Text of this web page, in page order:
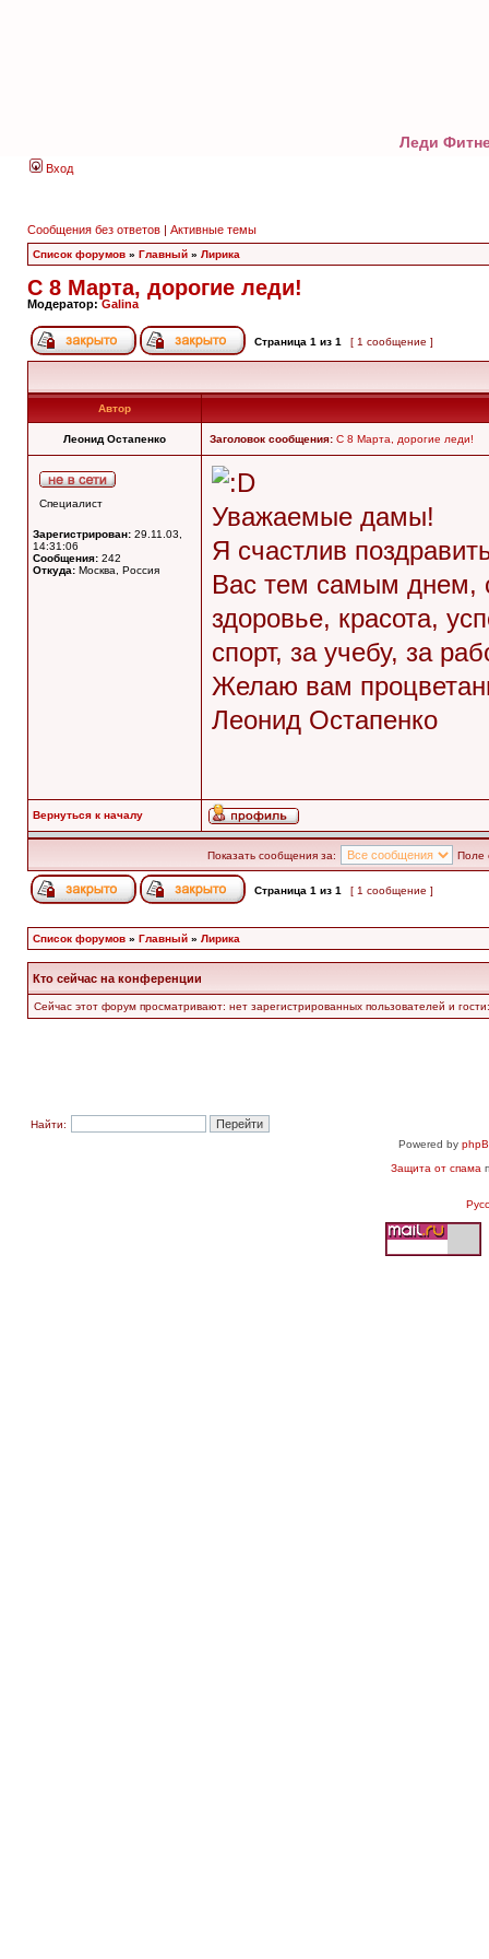
Леди
Вход
Сообщения без ответов | Активные темы
Список форумов » Главный » Лирика
С 8 Марта, дорогие леди!
Модератор:Galina
Страница 1 из 1 [ 1 сообщение ]
Автор
Леонид Остапенко Заголовок сообщения: С 8 Марта, дорогие леди!
Специалист
Зарегистрирован: 29.11.03,
14:31:06
Сообщения: 242
Откуда: Москва, Россия
Уважаемые дамы!
Я счастлив
Вас тем самым днем,
здоровье, красота,
спорт, за учебу, за
Желаю вам
Леонид Остапенко
Вернуться к началу
Показать сообщения за: Поле
Страница 1 из 1 [ 1 сообщение ]
Список форумов » Главный » Лирика
Кто сейчас на конференции
Сейчас этот форум просматривают: нет зарегистрированных пользователей и
Найти:
Powered by
Защита от спама